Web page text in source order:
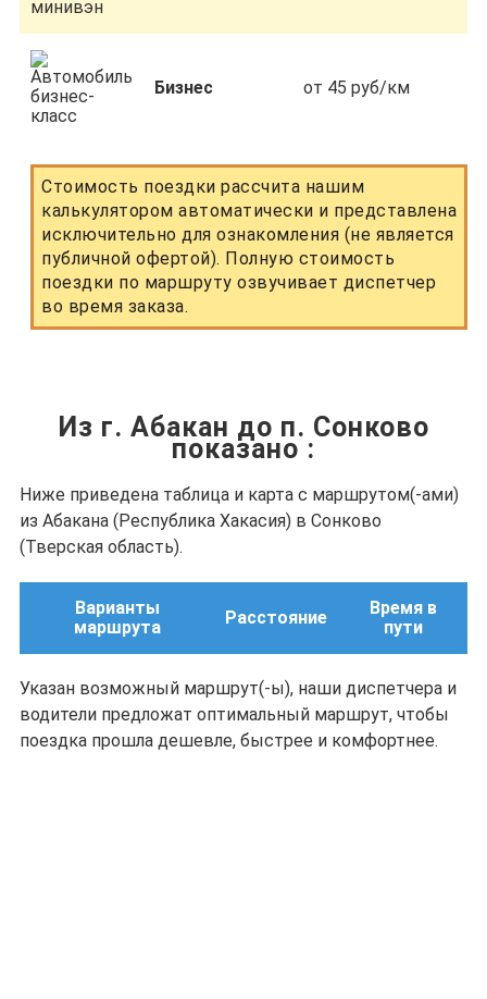
Бизнес от 45 руб/км
Стоимость поездки рассчита нашим
калькулятором автоматически и представлена
исключительно для ознакомления (не является
публичной офертой). Полную стоимость
поездки по маршруту озвучивает диспетчер
во время заказа.
Из г. Абакан до п. Сонково
показано :
Ниже приведена таблица и карта с маршрутом(-ами)
из Абакана (Республика Хакасия) в Сонково
(Тверская область).
Варианты
маршрута
Расстояние
Время в
пути
Указан возможный маршрут(-ы), наши диспетчера и
водители предложат оптимальный маршрут, чтобы
поездка прошла дешевле, быстрее и комфортнее.